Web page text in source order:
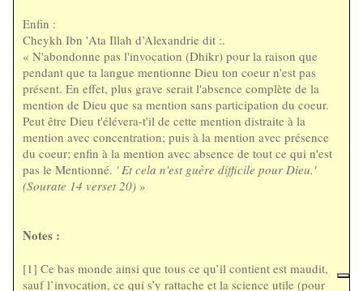
Enfin :
Cheykh Ibn 'Ata Illah d’Alexandrie dit :.
« N'abondonne pas l'invocation (Dhikr) pour la raison que
pendant que ta langue mentionne Dieu ton coeur n'est pas
présent. En effet, plus grave serait l'absence complète de la
mention de Dieu que sa mention sans participation du coeur.
Peut être Dieu t'élévera-t'il de cette mention distraite à la
mention avec concentration; puis à la mention avec présence
du coeur; enfin à la mention avec absence de tout ce qui n'est
pas le Mentionné. ' Et cela n'est guère difficile pour Dieu.'
(Sourate 14 verset 20) »
Notes :
[1] Ce bas monde ainsi que tous ce qu’il contient est maudit,
sauf l’invocation, ce qui s’y rattache et la science utile (pour